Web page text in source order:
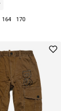
164 170